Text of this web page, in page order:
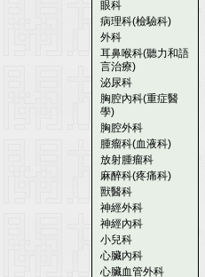
眼科
病理科(檢驗科)
外科
耳鼻喉科(聽力和語
言治療)
泌尿科
胸腔內科(重症醫
學)
胸腔外科
腫瘤科(血液科)
放射腫瘤科
麻醉科(疼痛科)
獸醫科
神經外科
神經內科
小兒科
心臟內科
心臟血管外科